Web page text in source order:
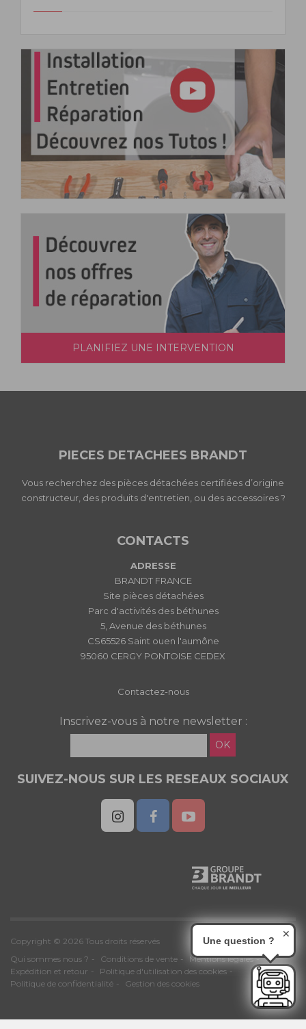
PLANIFIEZ UNE INTERVENTION
PIECES DETACHEES BRANDT
Vous recherchez des pièces détachées certifiées d’origine
constructeur, des produits d'entretien, ou des accessoires ?
CONTACTS
ADRESSE
BRANDT FRANCE
Site pièces détachées
Parc d'activités des béthunes
5, Avenue des béthunes
CS65526 Saint ouen l'aumône
95060 CERGY PONTOISE CEDEX
Contactez-nous
Inscrivez-vous à notre newsletter :
OK
SUIVEZ-NOUS SUR LES RESEAUX SOCIAUX
Copyright © 2026 Tous droits réservés
Qui sommes nous ?
Conditions de vente
Mentions légales
Expédition et retour
Politique d'utilisation des cookies
Politique de confidentialité
Gestion des cookies
Une question ?
✕